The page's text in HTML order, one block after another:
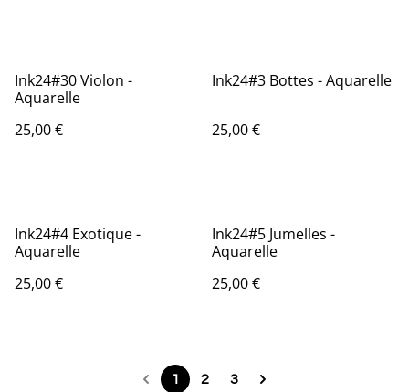
Ink24#30 Violon -
Aquarelle
25,00 €
Ink24#3 Bottes - Aquarelle
25,00 €
Ink24#4 Exotique -
Aquarelle
25,00 €
Ink24#5 Jumelles -
Aquarelle
25,00 €
1 2 3